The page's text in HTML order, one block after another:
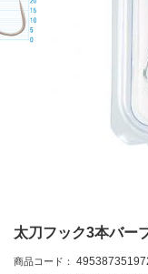
太刀フック3本バ
商品コード：